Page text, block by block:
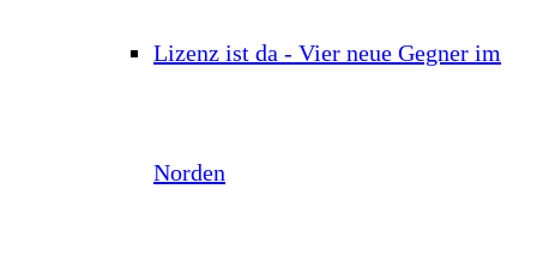
Lizenz ist da - Vier neue Gegner im
Norden